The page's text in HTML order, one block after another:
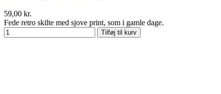
59,00 kr.
Fede retro skilte med sjove print, som i gamle dage.
Tilføj til kurv